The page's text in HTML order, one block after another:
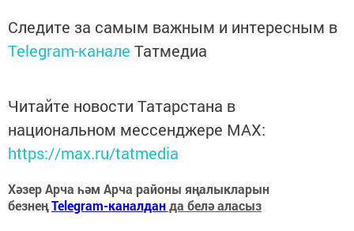
Следите за самым важным и интересным в
Telegram-канале Татмедиа
Читайте новости Татарстана в
национальном мессенджере MАХ:
https://max.ru/tatmedia
Хәзер Арча һәм Арча районы яңалыкларын
безнеңTelegram-каналданда белә аласыз